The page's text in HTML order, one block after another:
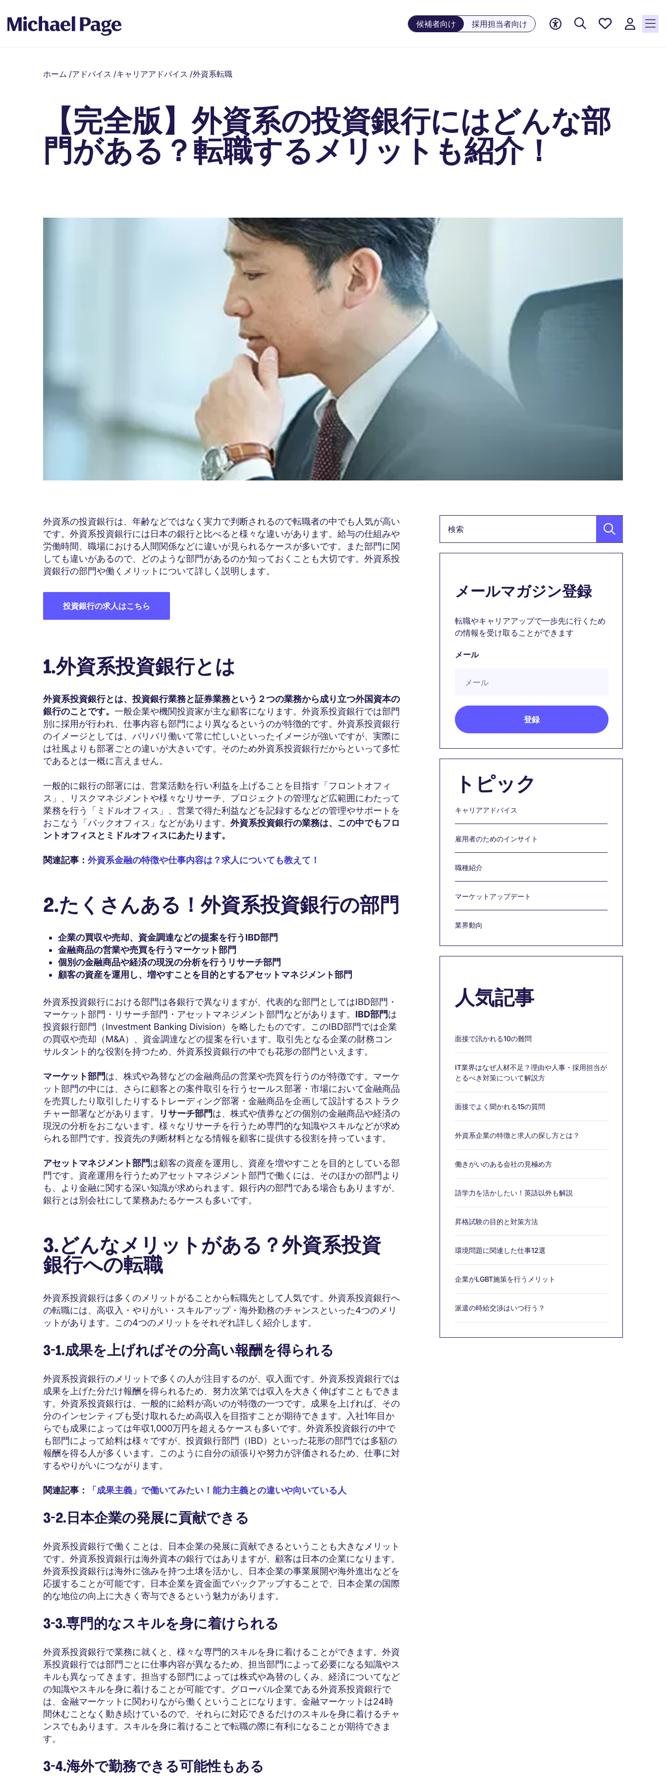
候補者向け 採用担当者向け
お気に
されて
います
ホーム /アドバイス /キャリアアドバイス /外資系転職
【完全版】外資系の投資銀行にはどんな部
門がある？転職するメリットも紹介！
外資系の投資銀行は、年齢などではなく実力で判断されるので転職者の中でも人気が高い
です。外資系投資銀行には日本の銀行と比べると様々な違いがあります。給与の仕組みや
労働時間、職場における人間関係などに違いが見られるケースが多いです。また部門に関
しても違いがあるので、どのような部門があるのか知っておくことも大切です。外資系投
資銀行の部門や働くメリットについて詳しく説明します。
投資銀行の求人はこちら
1.外資系投資銀行とは
外資系投資銀行とは、投資銀行業務と証券業務という２つの業務から成り立つ外国資本の
銀行のことです。 一般企業や機関投資家が主な顧客になります。外資系投資銀行では部門
別に採用が行われ、仕事内容も部門により異なるというのが特徴的です。外資系投資銀行
のイメージとしては、バリバリ働いて常に忙しいといったイメージが強いですが、実際に
は社風よりも部署ごとの違いが大きいです。そのため外資系投資銀行だからといって多忙
であるとは一概に言えません。
一般的に銀行の部署には、営業活動を行い利益を上げることを目指す「フロントオフィ
ス」、リスクマネジメントや様々なリサーチ、プロジェクトの管理など広範囲にわたって
業務を行う「ミドルオフィス」、営業で得た利益などを記録するなどの管理やサポートを
おこなう「バックオフィス」などがあります。 外資系投資銀行の業務は、この中でもフロ
ントオフィスとミドルオフィスにあたります。
関連記事： 外資系金融の特徴や仕事内容は？求人についても教えて！
2.たくさんある！外資系投資銀行の部門
企業の買収や売却、資金調達などの提案を行うIBD部門
金融商品の営業や売買を行うマーケット部門
個別の金融商品や経済の現況の分析を行うリサーチ部門
顧客の資産を運用し、増やすことを目的とするアセットマネジメント部門
外資系投資銀行における部門は各銀行で異なりますが、代表的な部門としてはIBD部門・
マーケット部門・リサーチ部門・アセットマネジメント部門などがあります。 IBD部門は
投資銀行部門（Investment Banking Division）を略したものです。このIBD部門では企業
の買収や売却（M&A）、資金調達などの提案を行います。取引先となる企業の財務コン
サルタント的な役割を持つため、外資系投資銀行の中でも花形の部門といえます。
マーケット部門は、株式や為替などの金融商品の営業や売買を行うのが特徴です。マーケ
ット部門の中には、さらに顧客との案件取引を行うセールス部署・市場において金融商品
を売買したり取引したりするトレーディング部署・金融商品を企画して設計するストラク
チャー部署などがあります。
リサーチ部門は、株式や債券などの個別の金融商品や経済の
現況の分析をおこないます。様々なリサーチを行うため専門的な知識やスキルなどが求め
られる部門です。投資先の判断材料となる情報を顧客に提供する役割を持っています。
アセットマネジメント部門は顧客の資産を運用し、資産を増やすことを目的としている部
門です。資産運用を行うためアセットマネジメント部門で働くには、そのほかの部門より
も、より金融に関する深い知識が求められます。銀行内の部門である場合もありますが、
銀行とは別会社にして業務あたるケースも多いです。
3.どんなメリットがある？外資系投資
銀行への転職
外資系投資銀行は多くのメリットがることから転職先として人気です。外資系投資銀行へ
の転職には、高収入・やりがい・スキルアップ・海外勤務のチャンスといった4つのメリ
ットがあります。この4つのメリットをそれぞれ詳しく紹介します。
3-1.成果を上げればその分高い報酬を得られる
外資系投資銀行のメリットで多くの人が注目するのが、収入面です。外資系投資銀行では
成果を上げた分だけ報酬を得られるため、努力次第では収入を大きく伸ばすこともできま
す。外資系投資銀行は、一般的に給料が高いのが特徴の一つです。成果を上げれば、その
分のインセンティブも受け取れるため高収入を目指すことが期待できます。入社1年目か
らでも成果によっては年収1,000万円を超えるケースも多いです。外資系投資銀行の中で
も部門によって給料は様々ですが、投資銀行部門（IBD）といった花形の部門では多額の
報酬を得る人が多くいます。このように自分の頑張りや努力が評価されるため、仕事に対
するやりがいにつながります。
関連記事： 「成果主義」で働いてみたい！能力主義との違いや向いている人
3-2.日本企業の発展に貢献できる
外資系投資銀行で働くことは、日本企業の発展に貢献できるということも大きなメリット
です。外資系投資銀行は海外資本の銀行ではありますが、顧客は日本の企業になります。
外資系投資銀行は海外に強みを持つ土壌を活かし、日本企業の事業展開や海外進出などを
応援することが可能です。日本企業を資金面でバックアップすることで、日本企業の国際
的な地位の向上に大きく寄与できるという魅力があります。
3-3.専門的なスキルを身に着けられる
外資系投資銀行で業務に就くと、様々な専門的スキルを身に着けることができます。外資
系投資銀行では部門ごとに仕事内容が異なるため、担当部門によって必要になる知識やス
キルも異なってきます。担当する部門によっては株式や為替のしくみ、経済についてなど
の知識やスキルを身に着けることが可能です。グローバル企業である外資系投資銀行で
は、金融マーケットに関わりながら働くということになります。金融マーケットは24時
間休むことなく動き続けているので、それらに対応できるだけのスキルを身に着けるチャ
ンスでもあります。スキルを身に着けることで転職の際に有利になることが期待できま
す。
3-4.海外で勤務できる可能性もある
メールマガジン登録
転職やキャリアアップで一歩先に行くため
の情報を受け取ることができます
メール
トピック
キャリアアドバイス
雇用者のためのインサイト
職種紹介
マーケットアップデート
業界動向
人気記事
面接で訊かれる10の難問
IT業界はなぜ人材不足？理由や人事・採用担当が
とるべき対策について解説方
面接でよく聞かれる15の質問
外資系企業の特徴と求人の探し方とは？
働きがいのある会社の見極め方
語学力を活かしたい！英語以外も解説
昇格試験の目的と対策方法
環境問題に関連した仕事12選
企業がLGBT施策を行うメリット
派遣の時給交渉はいつ行う？